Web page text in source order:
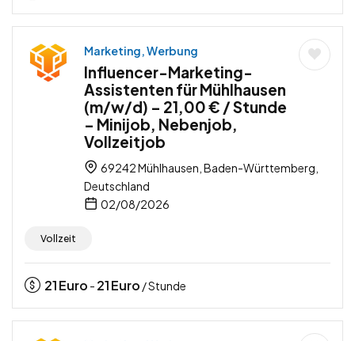
Marketing, Werbung
Influencer-Marketing-
Assistenten für Mühlhausen
(m/w/d) – 21,00 € / Stunde
– Minijob, Nebenjob,
Vollzeitjob
69242 Mühlhausen, Baden-Württemberg,
Deutschland
02/08/2026
Vollzeit
21Euro - 21Euro / Stunde